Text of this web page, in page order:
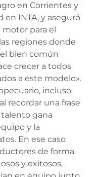
en Corrientes y
INTA, y aseguró
motor para el
regiones donde
el bien común
crecer a todos
a este modelo».
incluso
recordar una frase
gana
y la
En ese caso
de forma
y exitosos,